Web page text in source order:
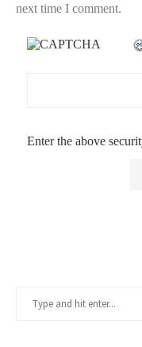
next time I comment.
Enter the above